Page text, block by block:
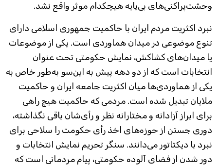
وحشت‌پراکنی‌های بی‌پایه هیچکدام موثر واقع نشد.
نبرد اکثریت مردم ایران با حاکمیت جمهوری اسلامی دارای
تنوع موضوعی در میدان هماوردی‌ است. یکی از موضوعات
یا میدان‌های کشاکش، نمایش حکومتی تحت عنوان
انتخابات است که از دو دهه‌ پیش به این‌سو به‌طور خاص به
یکی از هماوردی‌ها میان اکثریت جامعه‌ ایران و حاکمیت
ملایان تبدیل شده است. مردمی که حاکمیت هیچ راهی
برای ابراز آزادانه و مختارانه‌ نظر و رأی‌شان باقی نگذاشته،
دوری جستن از حوزه‌های اخذ رأی حکومت را سلاحی برای
نبرد با دیکتاتور می‌دانند. سنگر تحریم نمایش انتخابات و
دور شدن از فضای آلوده‌ حکومتی، پیام مردمانی‌ است که